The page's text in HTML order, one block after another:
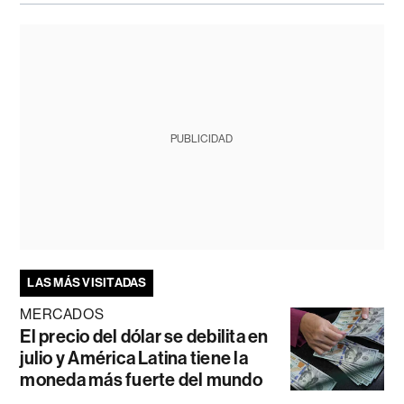
PUBLICIDAD
LAS MÁS VISITADAS
MERCADOS
El precio del dólar se debilita en
julio y América Latina tiene la
moneda más fuerte del mundo